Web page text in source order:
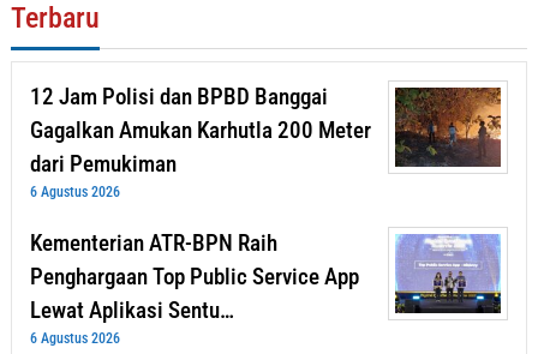
Terbaru
12 Jam Polisi dan BPBD Banggai
Gagalkan Amukan Karhutla 200 Meter
dari Pemukiman
6 Agustus 2026
Kementerian ATR-BPN Raih
Penghargaan Top Public Service App
Lewat Aplikasi Sentu…
6 Agustus 2026